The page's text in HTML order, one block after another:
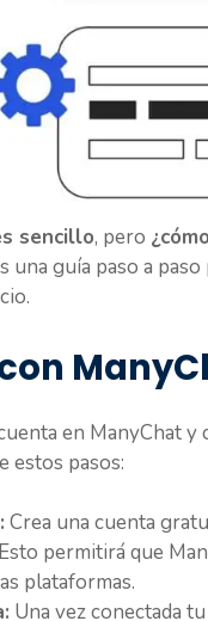
sencillo, pero
una guía paso a
en ManyChat
estos pasos:
Crea una cuenta
permitirá que
plataformas.
Una vez conectada